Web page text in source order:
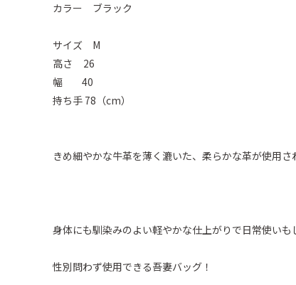
カラー ブラック
サイズ M
高さ 26
幅 40
持ち手 78（cm）
きめ細やかな牛革を薄く漉いた、柔らかな革が使用さ
身体にも馴染みのよい軽やかな仕上がりで日常使いも
性別問わず使用できる吾妻バッグ！